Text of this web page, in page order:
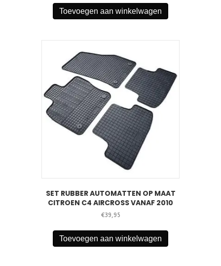
was:
€39,95.
is:
€34,95.
Toevoegen aan winkelwagen
SET RUBBER AUTOMATTEN OP MAAT
CITROEN C4 AIRCROSS VANAF 2010
€39,95
Toevoegen aan winkelwagen